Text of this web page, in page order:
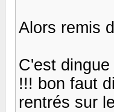
Alors remis
C'est
!!! bon faut
rentrés sur